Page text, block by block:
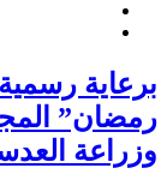
رمضان”
وزراعة